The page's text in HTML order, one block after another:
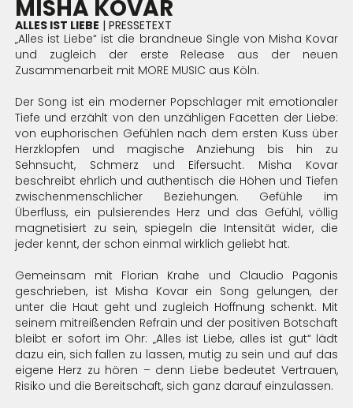
MISHA KOVAR
ALLES IST LIEBE | PRESSETEXT
„Alles ist Liebe“ ist die brandneue Single von Misha Kovar
und zugleich der erste Release aus der neuen
Zusammenarbeit mit MORE MUSIC aus Köln.
Der Song ist ein moderner Popschlager mit emotionaler
Tiefe und erzählt von den unzähligen Facetten der Liebe:
von euphorischen Gefühlen nach dem ersten Kuss über
Herzklopfen und magische Anziehung bis hin zu
Sehnsucht, Schmerz und Eifersucht. Misha Kovar
beschreibt ehrlich und authentisch die Höhen und Tiefen
zwischenmenschlicher Beziehungen. Gefühle im
Überfluss, ein pulsierendes Herz und das Gefühl, völlig
magnetisiert zu sein, spiegeln die Intensität wider, die
jeder kennt, der schon einmal wirklich geliebt hat.
Gemeinsam mit Florian Krahe und Claudio Pagonis
geschrieben, ist Misha Kovar ein Song gelungen, der
unter die Haut geht und zugleich Hoffnung schenkt. Mit
seinem mitreißenden Refrain und der positiven Botschaft
bleibt er sofort im Ohr: „Alles ist Liebe, alles ist gut“ lädt
dazu ein, sich fallen zu lassen, mutig zu sein und auf das
eigene Herz zu hören – denn Liebe bedeutet Vertrauen,
Risiko und die Bereitschaft, sich ganz darauf einzulassen.